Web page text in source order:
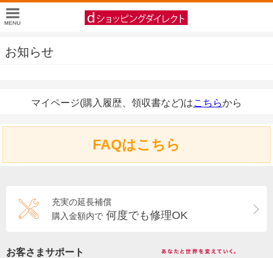
お知らせ
マイページ(購入履歴、領収書など)はこちらから
FAQはこちら
充実の延長補償
購入金額内で 何度でも修理OK
お客さまサポート